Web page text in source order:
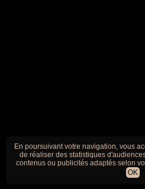
En poursuivant votre navigation, vous
de réaliser des statistiques
contenus ou publicités adaptés selon
OK